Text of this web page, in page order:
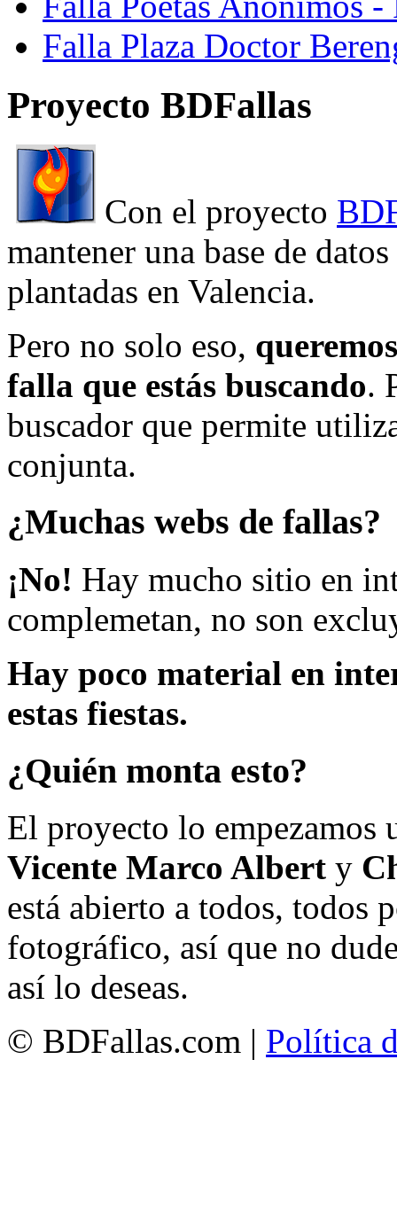
Falla Plaza Doctor
Proyecto BDFallas
Con el proyecto
mantener una base de
plantadas en Valencia.
Pero no solo eso,
falla que estás buscando.
buscador que permite
conjunta.
¿Muchas webs de fallas?
¡No! Hay mucho sitio en
complemetan, no son
Hay poco material en
estas fiestas.
¿Quién monta esto?
El proyecto lo empezamos
Vicente Marco Albert y
está abierto a todos, todos
fotográfico, así que no
así lo deseas.
© BDFallas.com | Política